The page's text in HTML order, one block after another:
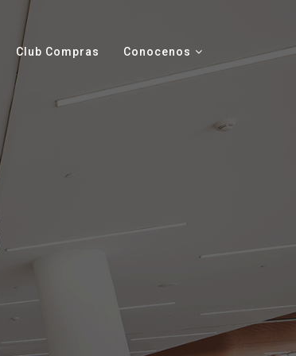
Club Compras Conocenos